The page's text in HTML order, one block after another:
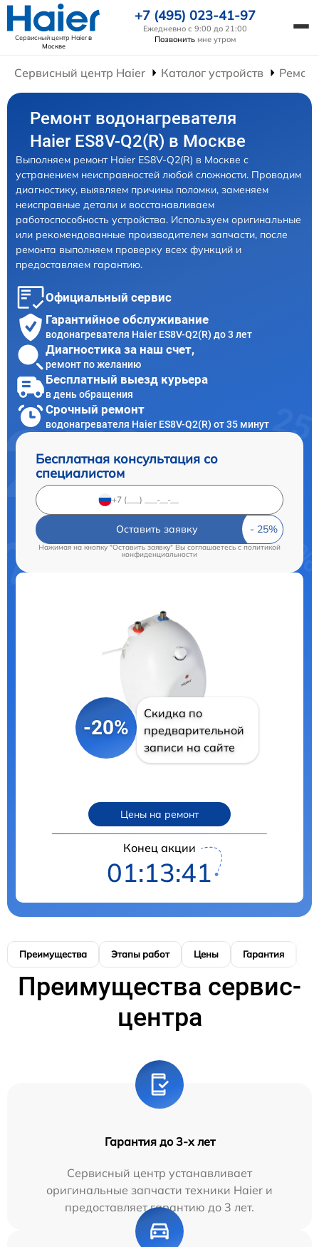
Сервисный центр Haierв
Москве
+7 (495) 023-41-97
Ежедневно с 9:00 до 21:00
Позвонить мне утром
Сервисный центр Haier Каталог устройств
Ремонт водонагревателя
Haier ES8V-Q2(R) в Москве
Выполняем ремонт Haier ES8V-Q2(R) в Москве с
устранением неисправностей любой сложности. Проводим
диагностику, выявляем причины поломки, заменяем
неисправные детали и восстанавливаем
работоспособность устройства. Используем оригинальные
или рекомендованные производителем запчасти, после
ремонта выполняем проверку всех функций и
предоставляем гарантию.
Официальный сервис
Гарантийное обслуживание
водонагревателя Haier ES8V-Q2(R) до 3 лет
Диагностика за наш счет,
ремонт по желанию
Бесплатный выезд курьера
в день обращения
Срочный ремонт
водонагревателя Haier ES8V-Q2(R) от 35 минут
Бесплатная консультация со
специалистом
Оставить заявку
Нажимая на кнопку "Оставить заявку" Вы соглашаетесь cполитикой
конфиденциальности
-20%
Скидка по
предварительной
записи на сайте
Цены на ремонт
Конец акции
01:13:40
Преимущества Этапы работ Цены Гарантия
Преимущества сервис-
центра
Гарантия до 3-х лет
Сервисный центр устанавливает
оригинальные запчасти техники Haier и
предоставляет гарантию до 3 лет.